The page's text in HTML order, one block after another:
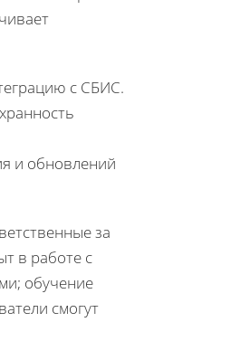
с СБИС.
и обновлений
за
в работе с
обучение
смогут